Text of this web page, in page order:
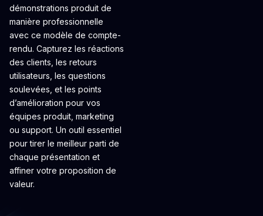
démonstrations produit de
manière professionnelle
avec ce modèle de compte-
rendu. Capturez les réactions
des clients, les retours
utilisateurs, les questions
soulevées, et les points
d’amélioration pour vos
équipes produit, marketing
ou support. Un outil essentiel
pour tirer le meilleur parti de
chaque présentation et
affiner votre proposition de
valeur.